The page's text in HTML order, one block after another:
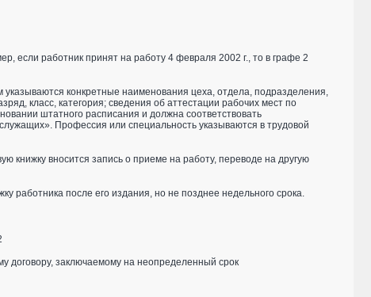
если работник принят на работу 4 февраля 2002 г., то в графе 2
конкретные наименования цеха, отдела, подразделения,
класс, категория; сведения об аттестации рабочих мест по
штатного расписания и должна соответствовать
Профессия или специальность указываются в трудовой
книжку вносится запись о приеме на работу, переводе на другую
работника после его издания, но не позднее недельного срока.
договору, заключаемому на неопределенный срок